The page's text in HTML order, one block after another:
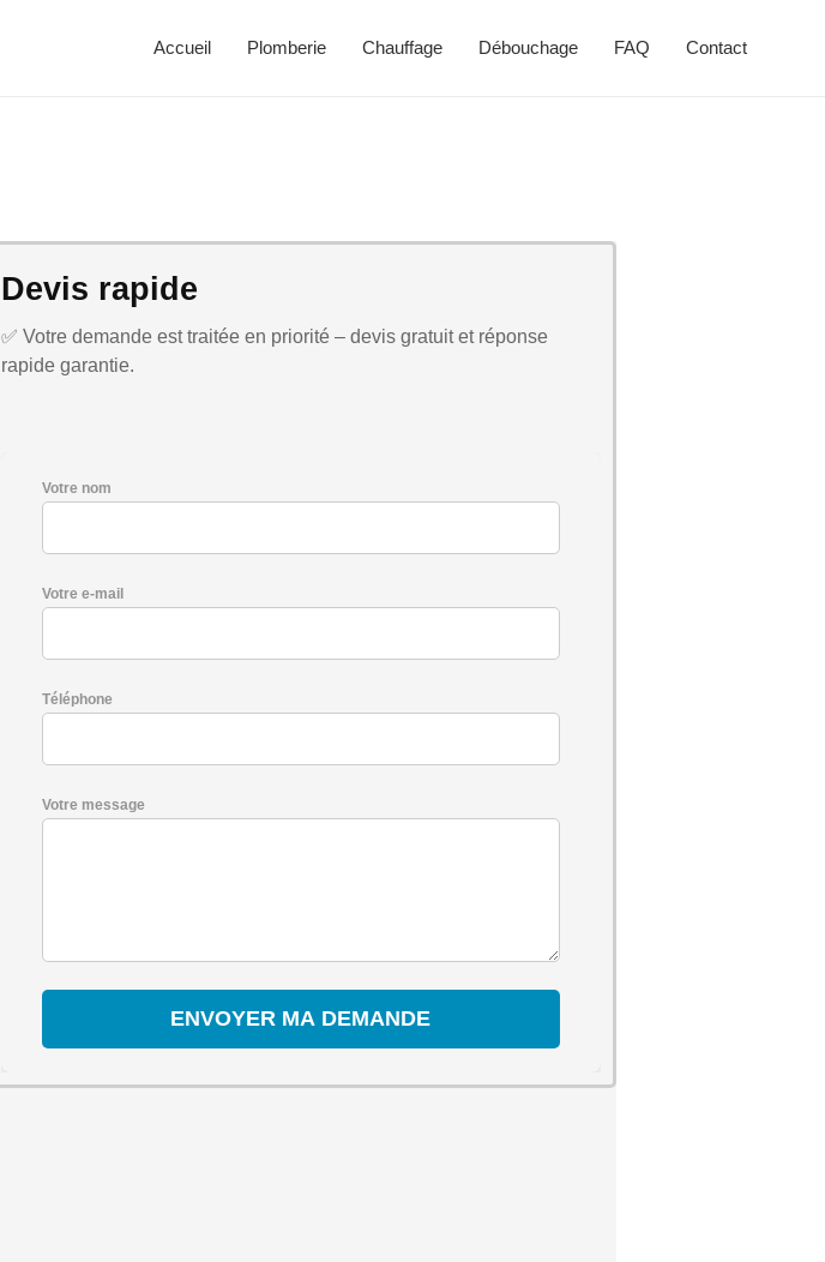
Accueil Plomberie Chauffage Débouchage FAQ Contact
Devis rapide
✅ Votre demande est traitée en priorité – devis gratuit et réponse
rapide garantie.
Votre nom
Votre e-mail
Téléphone
Votre message